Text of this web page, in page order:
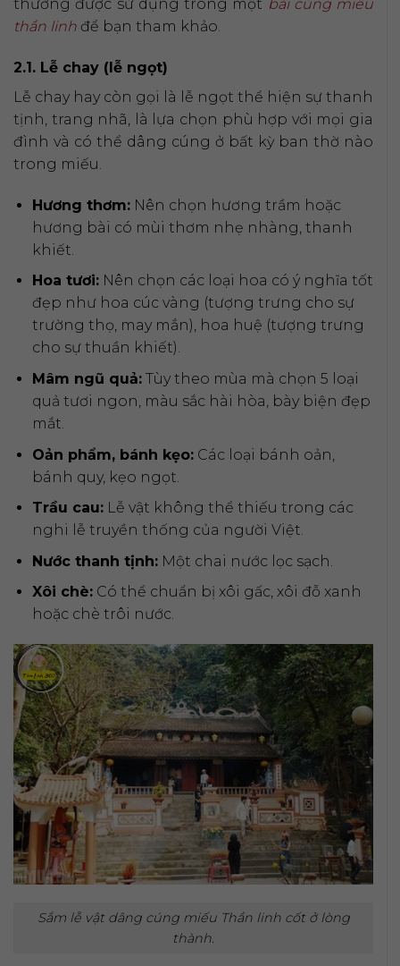
thường được sử dụng trong một bài cúng miếu
thần linh để bạn tham khảo.
2.1. Lễ chay (lễ ngọt)
Lễ chay hay còn gọi là lễ ngọt thể hiện sự thanh
tịnh, trang nhã, là lựa chọn phù hợp với mọi gia
đình và có thể dâng cúng ở bất kỳ ban thờ nào
trong miếu.
Hương thơm:Nên chọn hương trầm hoặc
hương bài có mùi thơm nhẹ nhàng, thanh
khiết.
Hoa tươi:Nên chọn các loại hoa có ý nghĩa tốt
đẹp như hoa cúc vàng (tượng trưng cho sự
trường thọ, may mắn), hoa huệ (tượng trưng
cho sự thuần khiết).
Mâm ngũ quả:Tùy theo mùa mà chọn 5 loại
quả tươi ngon, màu sắc hài hòa, bày biện đẹp
mắt.
Oản phẩm, bánh kẹo:Các loại bánh oản,
bánh quy, kẹo ngọt.
Trầu cau:Lễ vật không thể thiếu trong các
nghi lễ truyền thống của người Việt.
Nước thanh tịnh:Một chai nước lọc sạch.
Xôi chè:Có thể chuẩn bị xôi gấc, xôi đỗ xanh
hoặc chè trôi nước.
Sắm lễ vật dâng cúng miếu Thần linh cốt ở lòng
thành.